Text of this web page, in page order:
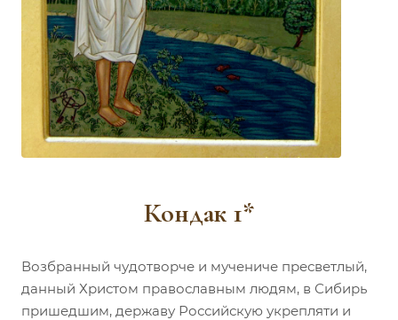
Кондак 1*
Возбранный чудотворче и мучениче пресветлый,
данный Христом православным людям, в Сибирь
пришедшим, державу Российскую укрепляти и